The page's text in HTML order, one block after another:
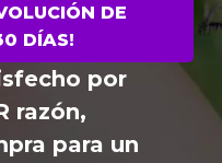
DE
DÍAS!
por
razón,
para un